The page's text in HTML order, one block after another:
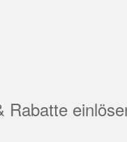
Rabatte